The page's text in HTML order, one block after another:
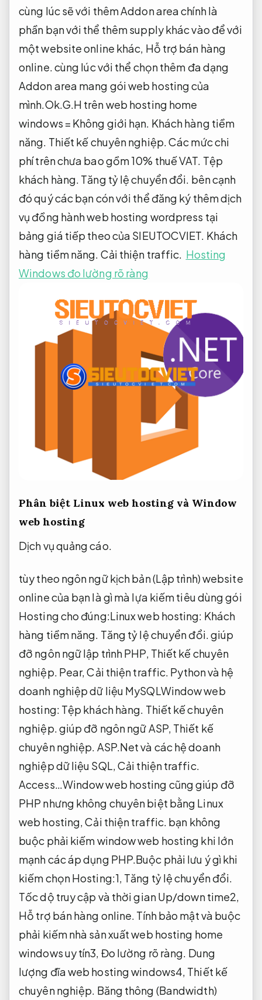
cùng lúc sẽ với thêm Addon area chính là
phần bạn với thể thêm supply khác vào để với
một website online khác, Hỗ trợ bán hàng
online.cùng lúc với thể chọn thêm đa dạng
Addon area mang gói web hosting của
mình.Ok.G.H trên web hosting home
windows = Không giới hạn. Khách hàng tiềm
năng. Thiết kế chuyên nghiệp.Các mức chi
phí trên chưa bao gồm 10% thuế VAT. Tệp
khách hàng. Tăng tỷ lệ chuyển đổi. bên cạnh
đó quý các bạn cón với thể đăng ký thêm dịch
vụ đồng hành web hosting wordpress tại
bảng giá tiếp theo của SIEUTOCVIET. Khách
hàng tiềm năng. Cải thiện traffic. Hosting
Windows đo lường rõ ràng
Phân biệt Linux web hosting và Window
web hosting
Dịch vụ quảng cáo.
tùy theo ngôn ngữ kịch bản (Lập trình) website
online của bạn là gì mà lựa kiếm tiêu dùng gói
Hosting cho đúng:Linux web hosting: Khách
hàng tiềm năng. Tăng tỷ lệ chuyển đổi.giúp
đỡ ngôn ngữ lập trình PHP, Thiết kế chuyên
nghiệp. Pear,Cải thiện traffic. Python và hệ
doanh nghiệp dữ liệu MySQLWindow web
hosting: Tệp khách hàng. Thiết kế chuyên
nghiệp.giúp đỡ ngôn ngữ ASP, Thiết kế
chuyên nghiệp. ASP.Net và các hệ doanh
nghiệp dữ liệu SQL,Cải thiện traffic.
Access…Window web hosting cũng giúp đỡ
PHP nhưng không chuyên biệt bằng Linux
web hosting,Cải thiện traffic. bạn không
buộc phải kiếm window web hosting khi lớn
mạnh các áp dụng PHP.Buộc phải lưu ý gì khi
kiếm chọn Hosting:1, Tăng tỷ lệ chuyển đổi.
Tốc dộ truy cập và thời gian Up/down time2,
Hỗ trợ bán hàng online. Tính bảo mật và buộc
phải kiếm nhà sản xuất web hosting home
windows uy tín3, Đo lường rõ ràng. Dung
lượng đĩa web hosting windows4, Thiết kế
chuyên nghiệp. Băng thông (Bandwidth)